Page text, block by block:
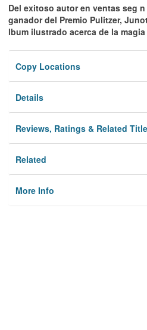
Del exitoso autor en ventas seg n
ganador del Premio Pulitzer,
lbum ilustrado acerca de la
Copy Locations
Details
Reviews, Ratings & Related
Related
More Info